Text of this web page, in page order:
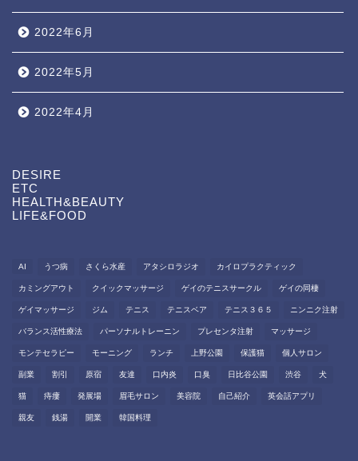
2022年6月
2022年5月
2022年4月
DESIRE
ETC
HEALTH&BEAUTY
LIFE&FOOD
AI うつ病 さくら水産 アタシロラジオ カイロプラクティック
カミングアウト クイックマッサージ ゲイのテニスサークル ゲイの同棲
ゲイマッサージ ジム テニス テニスベア テニス３６５ ニンニク注射
バランス活性療法 パーソナルトレーニン プレセンタ注射 マッサージ
モンテセラピー モーニング ランチ 上野公園 保護猫 個人サロン
副業 割引 原宿 友達 口内炎 口臭 日比谷公園 渋谷 犬
猫 痔瘻 発展場 眉毛サロン 美容院 自己紹介 英会話アプリ
親友 銭湯 開業 韓国料理